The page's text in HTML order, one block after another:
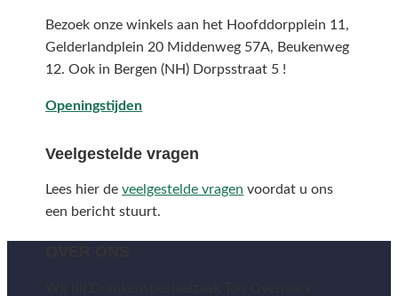
Bezoek onze winkels aan het Hoofddorpplein 11,
Gelderlandplein 20 Middenweg 57A, Beukenweg
12.Ook in Bergen (NH) Dorpsstraat 5 !
Openingstijden
Veelgestelde vragen
Lees hier deveelgestelde vragen voordat u ons
een bericht stuurt.